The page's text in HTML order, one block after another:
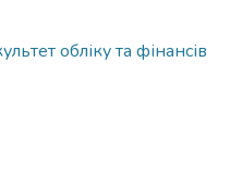
обліку та фінансів